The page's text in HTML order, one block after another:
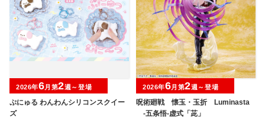
ぷにゅる わんわんシリコンスクイー
ズ
2026年6月第2週～登場
呪術廻戦 懐玉・玉折 Luminasta
‐五条悟‐虚式「茈」
2026年6月第2週～登場